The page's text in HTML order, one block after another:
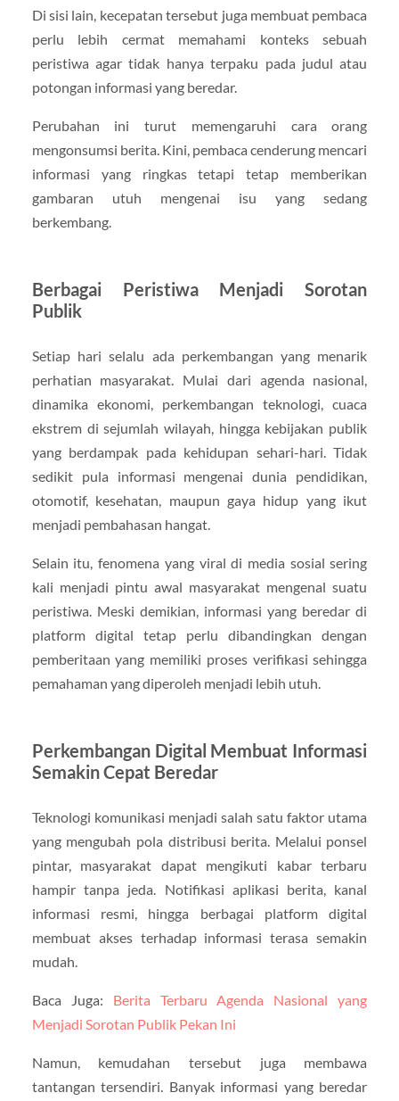
Di sisi lain, kecepatan tersebut juga membuat pembaca
perlu lebih cermat memahami konteks sebuah
peristiwa agar tidak hanya terpaku pada judul atau
potongan informasi yang beredar.
Perubahan ini turut memengaruhi cara orang
mengonsumsi berita. Kini, pembaca cenderung mencari
informasi yang ringkas tetapi tetap memberikan
gambaran utuh mengenai isu yang sedang
berkembang.
Berbagai Peristiwa Menjadi Sorotan
Publik
Setiap hari selalu ada perkembangan yang menarik
perhatian masyarakat. Mulai dari agenda nasional,
dinamika ekonomi, perkembangan teknologi, cuaca
ekstrem di sejumlah wilayah, hingga kebijakan publik
yang berdampak pada kehidupan sehari-hari. Tidak
sedikit pula informasi mengenai dunia pendidikan,
otomotif, kesehatan, maupun gaya hidup yang ikut
menjadi pembahasan hangat.
Selain itu, fenomena yang viral di media sosial sering
kali menjadi pintu awal masyarakat mengenal suatu
peristiwa. Meski demikian, informasi yang beredar di
platform digital tetap perlu dibandingkan dengan
pemberitaan yang memiliki proses verifikasi sehingga
pemahaman yang diperoleh menjadi lebih utuh.
Perkembangan Digital Membuat Informasi
Semakin Cepat Beredar
Teknologi komunikasi menjadi salah satu faktor utama
yang mengubah pola distribusi berita. Melalui ponsel
pintar, masyarakat dapat mengikuti kabar terbaru
hampir tanpa jeda. Notifikasi aplikasi berita, kanal
informasi resmi, hingga berbagai platform digital
membuat akses terhadap informasi terasa semakin
mudah.
Baca Juga: Berita Terbaru Agenda Nasional yang
Menjadi Sorotan Publik Pekan Ini
Namun, kemudahan tersebut juga membawa
tantangan tersendiri. Banyak informasi yang beredar